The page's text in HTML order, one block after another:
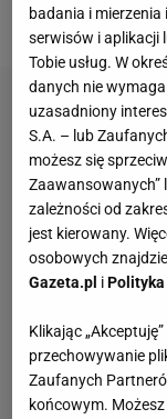
5
badania i
serwisów i aplikacji
Tobie usług. W
danych nie
uzasadniony
S.A. – lub
możesz się
zależności od
jest kierowany.
osobowych
Gazeta.pl iPolityka
Klikając
przechowywanie
Zaufanych
końcowym.